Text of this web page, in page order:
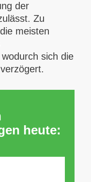
der
Zu
meisten
sich die
heute: